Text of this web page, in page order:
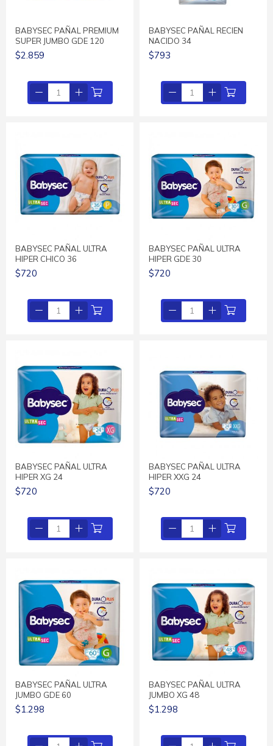
BABYSEC PAÑAL PREMIUM
SUPER JUMBO GDE 120
$2.859
BABYSEC PAÑAL RECIEN
NACIDO 34
$793
BABYSEC PAÑAL ULTRA
HIPER CHICO 36
$720
BABYSEC PAÑAL ULTRA
HIPER GDE 30
$720
BABYSEC PAÑAL ULTRA
HIPER XG 24
$720
BABYSEC PAÑAL ULTRA
HIPER XXG 24
$720
BABYSEC PAÑAL ULTRA
JUMBO GDE 60
$1.298
BABYSEC PAÑAL ULTRA
JUMBO XG 48
$1.298